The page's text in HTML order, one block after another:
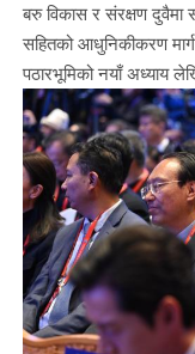
बरु विकास र संरक्षण दुवैमा
सहितको आधुनिकीकरण
पठारभूमिको नयाँ अध्याय